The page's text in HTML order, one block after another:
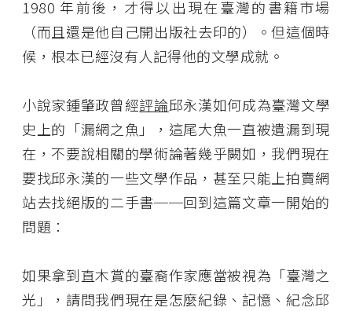
1980 年前後，才得以出現在臺灣的書籍市場
（而且還是他自己開出版社去印的）。但這個時
候，根本已經沒有人記得他的文學成就。
小說家鍾肇政曾經評論邱永漢如何成為臺灣文學
史上的「漏網之魚」，這尾大魚一直被遺漏到現
在，不要說相關的學術論著幾乎闕如，我們現在
要找邱永漢的一些文學作品，甚至只能上拍賣網
站去找絕版的二手書──回到這篇文章一開始的
問題：
如果拿到直木賞的臺裔作家應當被視為「臺灣之
光」，請問我們現在是怎麼紀錄、記憶、紀念邱